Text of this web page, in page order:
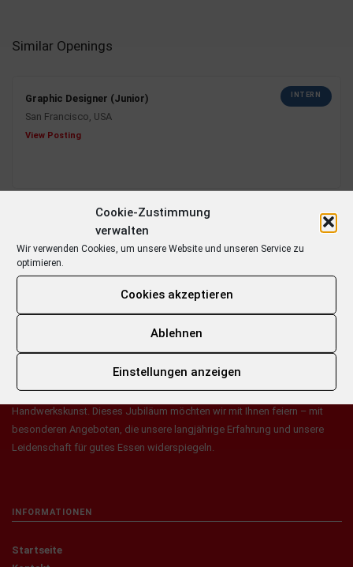
Cookie-Zustimmung
verwalten
Wir verwenden Cookies, um unsere Website und unseren Service zu
optimieren.
Cookies akzeptieren
Ablehnen
Einstellungen anzeigen
Similar Openings
INTERN
Graphic Designer (Junior)
San Francisco, USA
View Posting
ÜBER UNS
Seit 40 Jahren steht der Name Ostholthoff für Qualität, Genuss und echte
Handwerkskunst. Dieses Jubiläum möchten wir mit Ihnen feiern – mit
besonderen Angeboten, die unsere langjährige Erfahrung und unsere
Leidenschaft für gutes Essen widerspiegeln.
INFORMATIONEN
Startseite